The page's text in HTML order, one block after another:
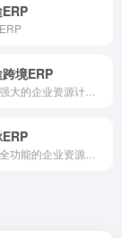
境ERP